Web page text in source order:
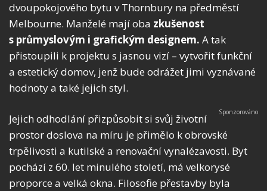
dvoupokojového bytu v Thornbury na předměstí
Melbourne. Manželé mají oba zkušenost
s průmyslovým i grafickým designem. A tak
přistoupili k projektu s jasnou vizí – vytvořit funkční
a estetický domov, jenž bude odrážet jimi vyznávané
hodnoty a také jejich styl.
Jejich odhodlání přizpůsobit si svůj životní
prostor doslova na míru je přimělo k obrovské
trpělivosti a kutilské a renovační vynalézavosti. Byt
pochází z 60. let minulého století, má velkorysé
proporce a velká okna. Filosofie přestavby byla